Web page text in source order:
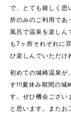
で、とても嬉しく思
所のみのご利用であ
風呂で温泉を楽しん
も7ヶ所それぞれに
ひ楽しんでいただけ
初めての城崎温泉が
す!!!夏休み期間の城
す。ぜひ機会ござい
と思います。またお